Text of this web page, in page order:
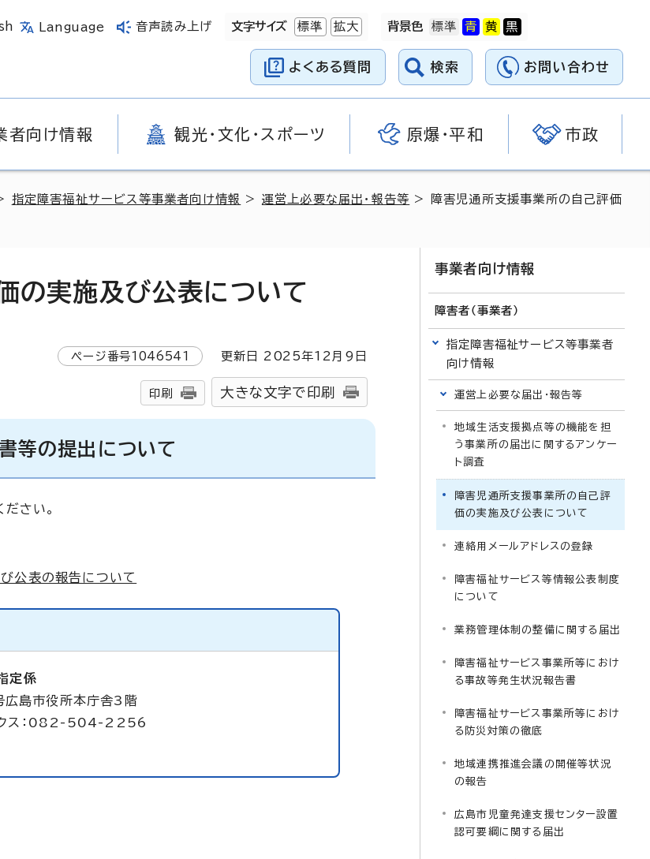
Language 音声読み上げ 文字サイズ 標準 拡大 背景色
よくある質問 検索 お問い合わせ
者向け情報 観光・文化・スポーツ 原爆・平和 市政
指定障害福祉サービス等事業者向け情報 > 運営上必要な届出・報告等 > 障害児通所支援事業所の自己評価
の実施及び公表について
ページ番号1046541 更新日 2025年12 月9日
印刷 大きな文字で印刷
等の提出について
さい。
び公表の報告について
定係
島市役所本庁舎3階
クス：082-504-2256
事業者向け情報
障害者（事業者）
指定障害福祉サービス等事業者
向け情報
運営上必要な届出・報告等
地域生活支援拠点等の機能を担
う事業所の届出に関するアンケー
ト調査
障害児通所支援事業所の自己評
価の実施及び公表について
連絡用メールアドレスの登録
障害福祉サービス等情報公表制度
について
業務管理体制の整備に関する届出
障害福祉サービス事業所等におけ
る事故等発生状況報告書
障害福祉サービス事業所等におけ
る防災対策の徹底
地域連携推進会議の開催等状況
の報告
広島市児童発達支援センター設置
認可要綱に関する届出